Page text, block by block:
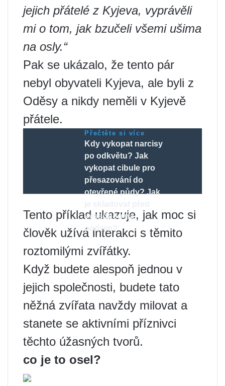
jejich přátelé z Kyjeva, vyprávěli
mi o tom, jak bzučeli všemi ušima
na osly.“
Pak se ukázalo, že tento pár
nebyl obyvateli Kyjeva, ale byli z
Oděsy a nikdy neměli v Kyjevě
přátele.
Přečtěte si více
Kdy vykopat narcisy
po odkvětu? Jak
vykopat cibule pro
přesazování do
otevřené půdy? Jak
výsadbou na
podzim?
Tento příklad ukazuje, jak moc si
člověk užívá interakci s těmito
roztomilými zvířátky.
Když budete alespoň jednou v
jejich společnosti, budete tato
něžná zvířata navždy milovat a
stanete se aktivními příznivci
těchto úžasných tvorů.
co je to osel?